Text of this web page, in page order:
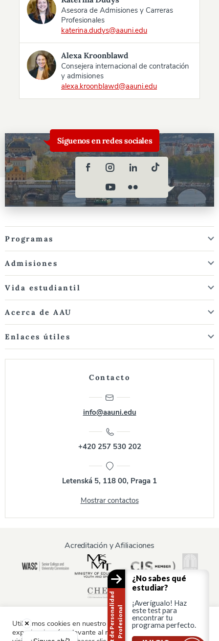
Asesora de Admisiones y Carreras
Profesionales
katerina.dudys@aauni.edu
Alexa Kroonblawd
Consejera internacional de contratación
y admisiones
alexa.kroonblawd@aauni.edu
Síguenos en redes sociales
Programas
Admisiones
Vida estudiantil
Acerca de AAU
Enlaces útiles
Contacto
info@aauni.edu
+420 257 530 202
Letenská 5, 118 00, Praga 1
Mostrar contactos
Acreditación y Afiliaciones
Utilizamos cookies en nuestro sitio web para ofrecerle la
experiencia más relevante al recordar sus preferencias y
T
e
s
t
d
e
P
e
r
s
o
n
al
i
d
a
d
P
r
o
f
e
s
i
o
n
al
¿No sabes qué
estudiar?
¡Averígualo! Haz
este test para
encontrar tu
programa perfecto.